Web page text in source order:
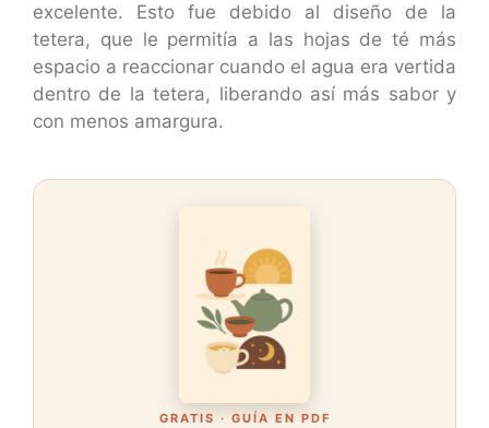
excelente. Esto fue debido al diseño de la
tetera, que le permitía a las hojas de té más
espacio a reaccionar cuando el agua era vertida
dentro de la tetera, liberando así más sabor y
con menos amargura.
GRATIS · GUÍA EN PDF